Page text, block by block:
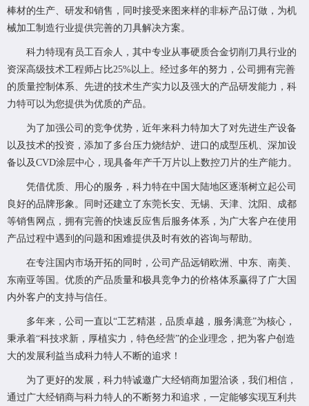
棒材的生产、研发和销售，同时接受来图来样的非标产品订做，为机
械加工制造行业提供完善的刀具解决方案。
科力特现有员工百余人，其中专业从事硬质合金切削刀具行业的
资深高级技术工程师占比25%以上。经过多年的努力，公司拥有完善
的质量控制体系、先进的技术生产实力以及强大的产品研发能力，科
力特可以为您提供为优质的产品。
为了加强公司的竞争优势，近年来科力特加大了对先进生产设备
以及技术的投资，添加了多台压力烧结炉、进口的成型压机、深加设
备以及CVD涂层中心，现具备年产千万片以上数控刀片的生产能力。
凭借优质、用心的服务，科力特在中国大陆地区逐渐树立起公司
良好的品牌形象。同时还建立了东莞长安、无锡、天津、沈阳、成都
等销售网点，拥有完善的快速反应售后服务体系，为广大客户在使用
产品过程中遇到的问题和困难提供及时有效的咨询与帮助。
在专注国内市场开拓的同时，公司产品远销欧洲、中东、南美、
东南亚等国。优质的产品质量和极具竞争力的价格体系赢得了广大国
内外客户的支持与信任。
多年来，公司一直以“工艺精湛，品质卓越，服务满意”为核心，
秉承着“科技求新，厚植实力，特色经营”的企业理念，把为客户创造
大的发展利益当成科力特人不断的追求！
为了更好的发展，科力特诚邀广大经销商加盟洽谈，我们相信，
通过广大经销商与科力特人的不断努力和追求，一定能够实现互利共